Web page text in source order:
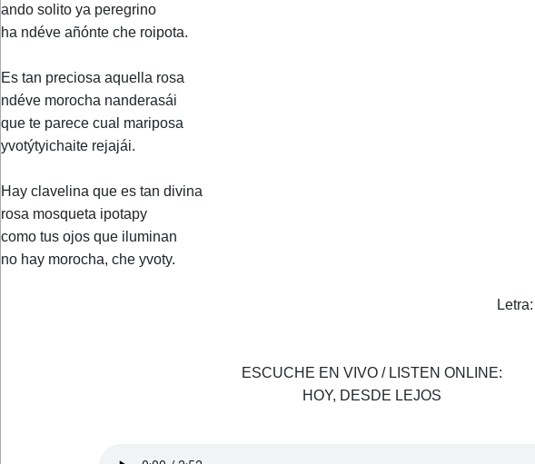
ando solito ya peregrino
ha ndéve añónte che roipota.
Es tan preciosa aquella rosa
ndéve morocha nanderasái
que te parece cual mariposa
yvotýtyichaite rejajái.
Hay clavelina que es tan divina
rosa mosqueta ipotapy
como tus ojos que iluminan
no hay morocha, che yvoty.
Letra:
ESCUCHE EN VIVO / LISTEN ONLINE:
HOY, DESDE LEJOS